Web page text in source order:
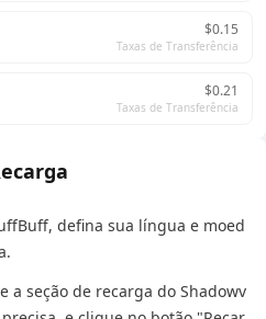
$0.15
Taxas de Transferência
$0.21
Taxas de Transferência
defina sua língua e moed
a seção de recarga do Shadowv